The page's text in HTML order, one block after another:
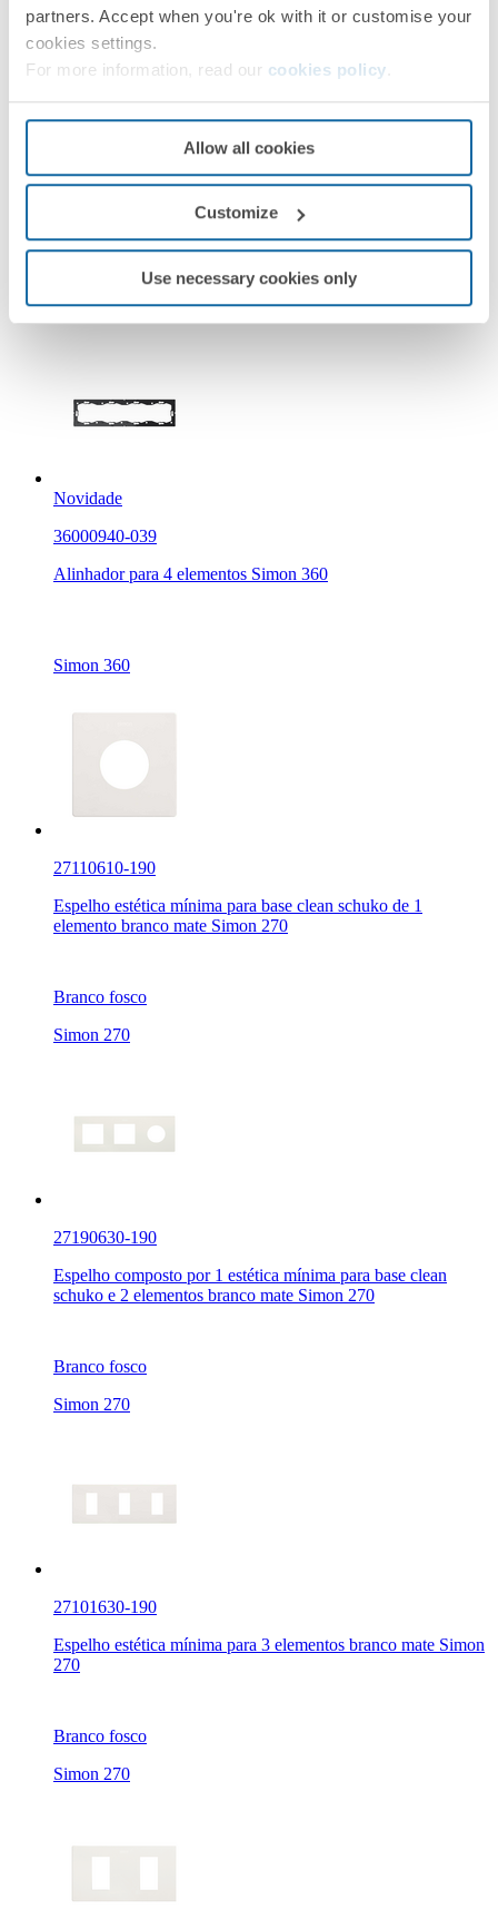
partners. Accept when you're ok with it or customise your
cookies settings.
For more information, read our cookies policy
Allow all cookies
Customize
Use necessary cookies only
36000920-039
Alinhador para 2 elementos Simon 360
Simon 360
Novidade
36000940-039
Alinhador para 4 elementos Simon 360
Simon 360
27110610-190
Espelho estética mínima para base clean schuko de 1
elemento branco mate Simon 270
Branco fosco
Simon 270
27190630-190
Espelho composto por 1 estética mínima para base clean
schuko e 2 elementos branco mate Simon 270
Branco fosco
Simon 270
27101630-190
Espelho estética mínima para 3 elementos branco mate Simon
270
Branco fosco
Simon 270